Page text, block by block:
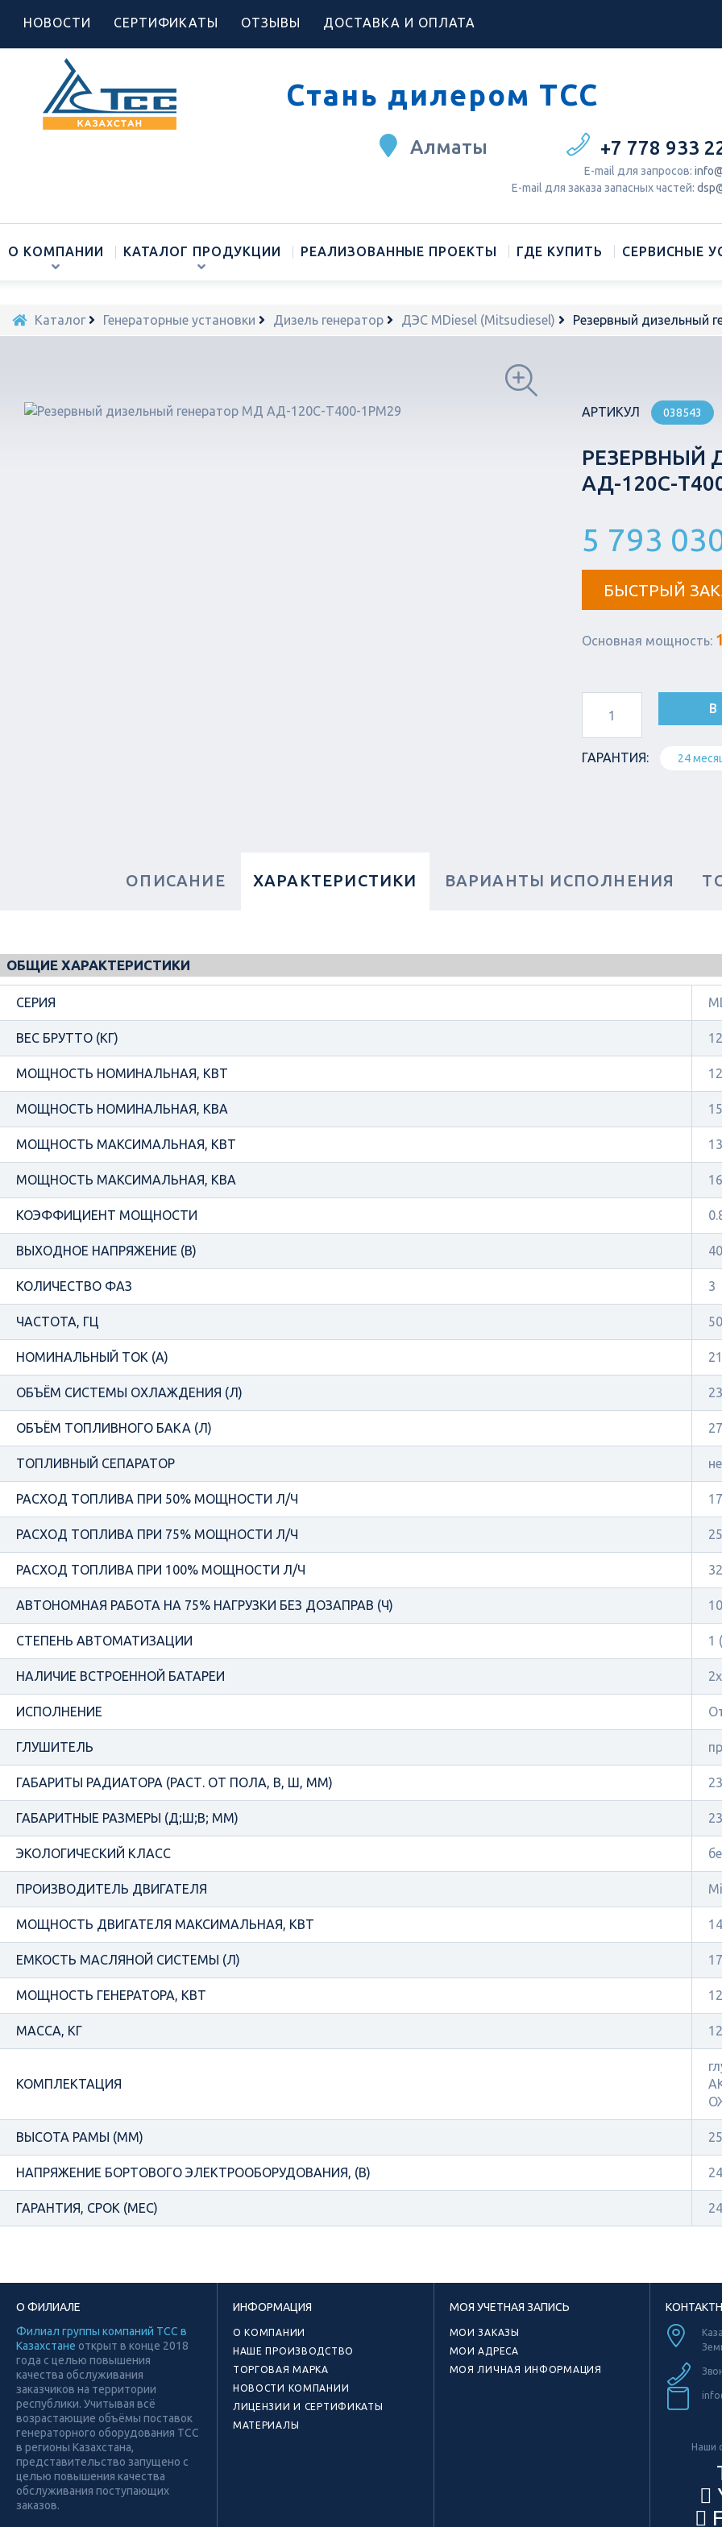
НОВОСТИ СЕРТИФИКАТЫ ОТЗЫВЫ ДОСТАВКА И ОПЛАТА
Стань дилером ТСС
+7 778 933
Е-mail для запросов:
Е-mail для заказа запасных частей:
Алматы
О КОМПАНИИ КАТАЛОГ ПРОДУКЦИИ РЕАЛИЗОВАННЫЕ ПРОЕКТЫ ГДЕ КУПИТЬ СЕРВИСНЫЕ
Каталог Генераторные установки Дизель генератор ДЭС MDiesel (Mitsudiesel) Резервный дизельный
АРТИКУЛ 038543
РЕЗЕРВНЫЙ
АД-120С-
5 793
БЫСТРЫЙ
Основная мощность:
В
ГАРАНТИЯ: 24
ОПИСАНИЕ ХАРАКТЕРИСТИКИ ВАРИАНТЫ ИСПОЛНЕНИЯ
ОБЩИЕ ХАРАКТЕРИСТИКИ
СЕРИЯ
ВЕС БРУТТО (КГ)
МОЩНОСТЬ НОМИНАЛЬНАЯ, КВТ
МОЩНОСТЬ НОМИНАЛЬНАЯ, КВА
МОЩНОСТЬ МАКСИМАЛЬНАЯ, КВТ
МОЩНОСТЬ МАКСИМАЛЬНАЯ, КВА
КОЭФФИЦИЕНТ МОЩНОСТИ
ВЫХОДНОЕ НАПРЯЖЕНИЕ (В)
КОЛИЧЕСТВО ФАЗ 3
ЧАСТОТА, ГЦ 50
НОМИНАЛЬНЫЙ ТОК (А)
ОБЪЁМ СИСТЕМЫ ОХЛАЖДЕНИЯ (Л) 23
ОБЪЁМ ТОПЛИВНОГО БАКА (Л)
ТОПЛИВНЫЙ СЕПАРАТОР
РАСХОД ТОПЛИВА ПРИ 50% МОЩНОСТИ Л/Ч
РАСХОД ТОПЛИВА ПРИ 75% МОЩНОСТИ Л/Ч
РАСХОД ТОПЛИВА ПРИ 100% МОЩНОСТИ Л/Ч
АВТОНОМНАЯ РАБОТА НА 75% НАГРУЗКИ БЕЗ ДОЗАПРАВ (Ч)
СТЕПЕНЬ АВТОМАТИЗАЦИИ 1
НАЛИЧИЕ ВСТРОЕННОЙ БАТАРЕИ
ИСПОЛНЕНИЕ
ГЛУШИТЕЛЬ
ГАБАРИТЫ РАДИАТОРА (РАСТ. ОТ ПОЛА, В, Ш, ММ)
ГАБАРИТНЫЕ РАЗМЕРЫ (Д;Ш;В; ММ)
ЭКОЛОГИЧЕСКИЙ КЛАСС
ПРОИЗВОДИТЕЛЬ ДВИГАТЕЛЯ
МОЩНОСТЬ ДВИГАТЕЛЯ МАКСИМАЛЬНАЯ, КВТ
ЕМКОСТЬ МАСЛЯНОЙ СИСТЕМЫ (Л) 17
МОЩНОСТЬ ГЕНЕРАТОРА, КВТ
МАССА, КГ
КОМПЛЕКТАЦИЯ
ВЫСОТА РАМЫ (ММ)
НАПРЯЖЕНИЕ БОРТОВОГО ЭЛЕКТРООБОРУДОВАНИЯ, (В) 24
ГАРАНТИЯ, СРОК (МЕС)
О ФИЛИАЛЕ
Филиал группы компаний ТСС в
Казахстане открыт в конце 2018
года с целью повышения
качества обслуживания
заказчиков на территории
республики. Учитывая всё
возрастающие объёмы поставок
генераторного оборудования ТСС
в регионы Казахстана,
представительство запущено с
целью повышения качества
обслуживания поступающих
заказов.
ИНФОРМАЦИЯ
О КОМПАНИИ
НАШЕ ПРОИЗВОДСТВО
ТОРГОВАЯ МАРКА
НОВОСТИ КОМПАНИИ
ЛИЦЕНЗИИ И СЕРТИФИКАТЫ
МАТЕРИАЛЫ
МОЯ УЧЕТНАЯ ЗАПИСЬ
МОИ ЗАКАЗЫ
МОИ АДРЕСА
МОЯ ЛИЧНАЯ ИНФОРМАЦИЯ
Наши